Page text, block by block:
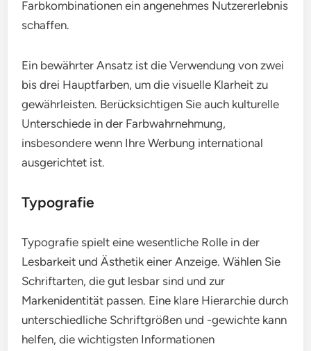
Farbkombinationen ein angenehmes Nutzererlebnis
schaffen.
Ein bewährter Ansatz ist die Verwendung von zwei
bis drei Hauptfarben, um die visuelle Klarheit zu
gewährleisten. Berücksichtigen Sie auch kulturelle
Unterschiede in der Farbwahrnehmung,
insbesondere wenn Ihre Werbung international
ausgerichtet ist.
Typografie
Typografie spielt eine wesentliche Rolle in der
Lesbarkeit und Ästhetik einer Anzeige. Wählen Sie
Schriftarten, die gut lesbar sind und zur
Markenidentität passen. Eine klare Hierarchie durch
unterschiedliche Schriftgrößen und -gewichte kann
helfen, die wichtigsten Informationen